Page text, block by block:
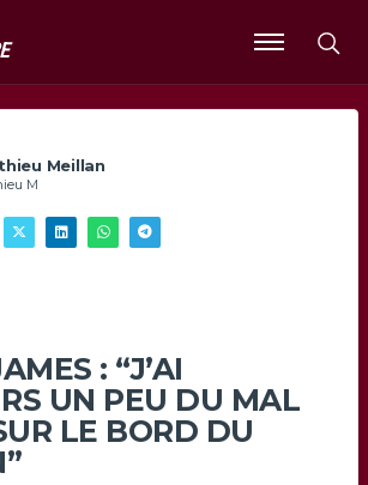
Ouvrir
le
Meillan
M
: “J’AI
UN PEU DU MAL
LE BORD DU